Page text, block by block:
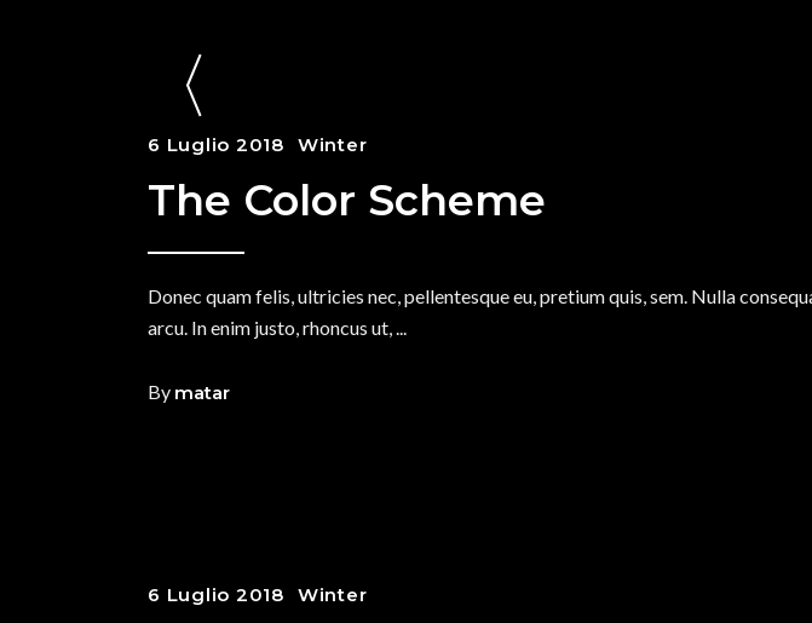
6 Luglio 2018 Winter
The Color Scheme
Donec quam felis, ultricies nec, pellentesque eu, pretium quis, sem. Nulla
arcu. In enim justo, rhoncus ut,
By matar
6 Luglio 2018 Winter